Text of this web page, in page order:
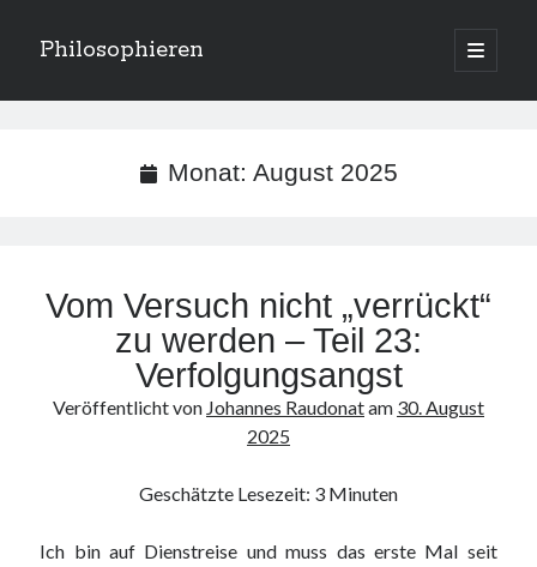
Philosophieren
open
primary
Kategorien
Kommentar-Feed
Monat: August 2025
Vom Versuch nicht „verrückt“
zu werden – Teil 23:
Verfolgungsangst
Veröffentlicht von Johannes Raudonatam 30. August
2025
Geschätzte Lesezeit: 3 Minuten
Ich bin auf Dienstreise und muss das erste Mal seit